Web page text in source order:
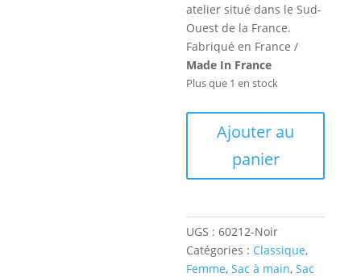
atelier situé dans le Sud-
Ouest de la France.
Fabriqué en France /
Made In France
Plus que 1 en stock
Ajouter au
panier
UGS :60212-Noir
Catégories : Classique,
Femme,Sac à main,Sac